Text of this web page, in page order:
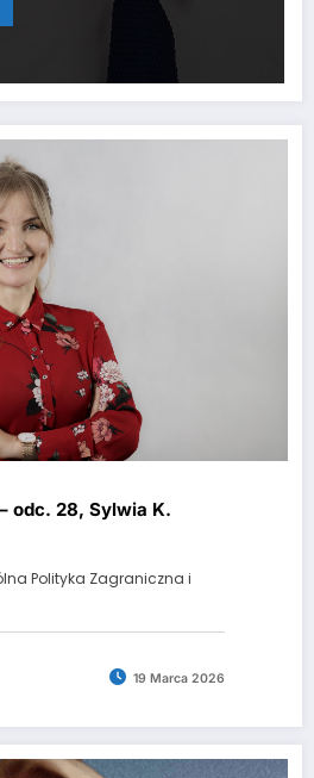
odc. 28, Sylwia K.
Polityka Zagraniczna i
19 Marca 2026